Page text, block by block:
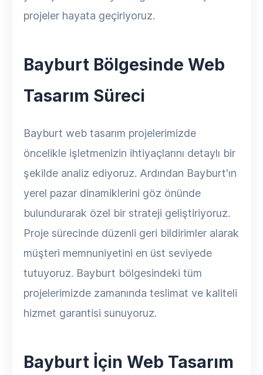
projeler hayata geçiriyoruz.
Bayburt Bölgesinde Web
Tasarım Süreci
Bayburt web tasarım projelerimizde
öncelikle işletmenizin ihtiyaçlarını detaylı bir
şekilde analiz ediyoruz. Ardından Bayburt'ın
yerel pazar dinamiklerini göz önünde
bulundurarak özel bir strateji geliştiriyoruz.
Proje sürecinde düzenli geri bildirimler alarak
müşteri memnuniyetini en üst seviyede
tutuyoruz. Bayburt bölgesindeki tüm
projelerimizde zamanında teslimat ve kaliteli
hizmet garantisi sunuyoruz.
Bayburt İçin Web Tasarım